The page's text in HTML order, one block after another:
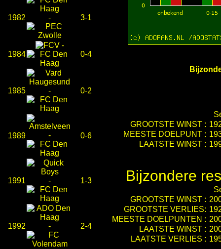
1982 - 3-1
1984
-
0-4
1985 - 0-2
1989 - 0-6
1991 - 1-3
1992 - 2-4
GROOTSTE WINST :
MEESTE DOELPUNT :
LAATSTE WINST :
Bijzondere
GROOTSTE WINST :
GROOTSTE VERLIES:
MEESTE DOELPUNTEN :
LAATSTE WINST :
LAATSTE VERLIES :